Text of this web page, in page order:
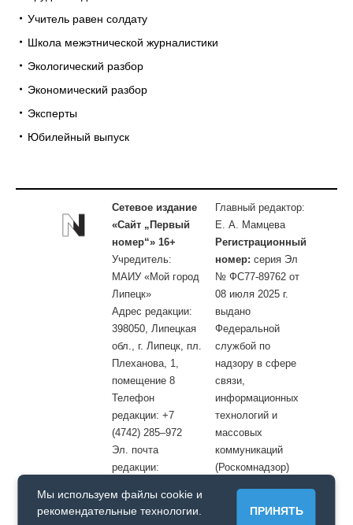
Мы используем файлы cookie и
рекомендательные технологии.
ПРИНЯТЬ
Учитель равен солдату
Школа межэтнической журналистики
Экологический разбор
Экономический разбор
Эксперты
Юбилейный выпуск
Сетевое издание
«Сайт „Первый
номер“» 16+
Учредитель:
МАИУ «Мой город
Липецк»
Адрес редакции:
398050, Липецкая
обл., г. Липецк, пл.
Плеханова, 1,
помещение 8
Телефон
редакции: +7
(4742) 285–972
Эл. почта
редакции:
Главный редактор:
Е. А. Мамцева
Регистрационный
номер: серия Эл
№ ФС77-89762 от
08 июля 2025 г.
выдано
Федеральной
службой по
надзору в сфере
связи,
информационных
технологий и
массовых
коммуникаций
(Роскомнадзор)
Первый номер © / Допускается цитирование материалов с